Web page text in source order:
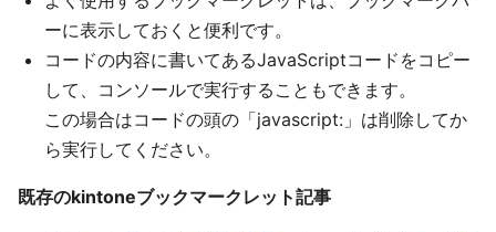
ーに表示しておくと便利です。
コードの内容に書いてあるJavaScriptコードをコピー
して、コンソールで実行することもできます。
この場合はコードの頭の「javascript:」は削除してか
ら実行してください。
既存のkintoneブックマークレット記事